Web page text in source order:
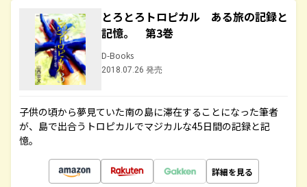
とろとろトロピカル ある旅の記録と
記憶。 第3巻
D-Books
2018.07.26 発売
子供の頃から夢見ていた南の島に滞在することになった筆者
が、島で出合うトロピカルでマジカルな45日間の記録と記
憶。
詳細を見る